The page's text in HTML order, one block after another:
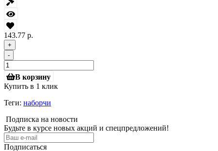
143.77 р.
+
-
В корзину
Купить в 1 клик
Теги: наборчи
Подписка на новости
Будьте в курсе новых акций и спецпредложений!
Подписаться